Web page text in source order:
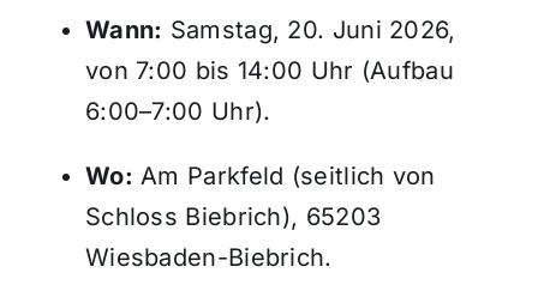
Wann: Samstag, 20. Juni 2026,
von 7:00 bis 14:00 Uhr (Aufbau
6:00–7:00 Uhr).
Wo: Am Parkfeld (seitlich von
Schloss Biebrich), 65203
Wiesbaden-Biebrich.